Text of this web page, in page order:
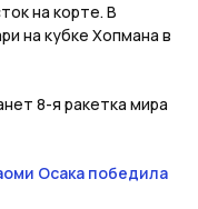
на корте. В
на кубке Хопмана в
8-я ракетка мира
Осака победила